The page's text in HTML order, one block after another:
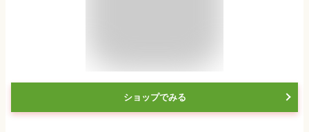
ショップでみる